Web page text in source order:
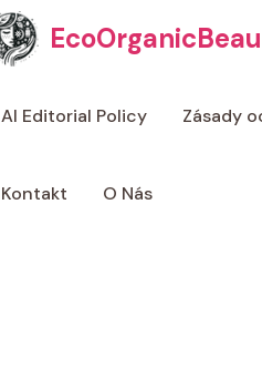
AI Editorial Policy Zásady
Kontakt O Nás